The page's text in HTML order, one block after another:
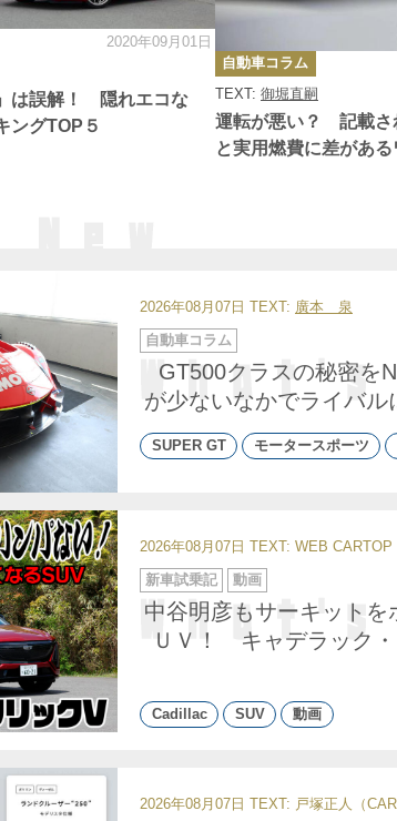
は誤解！ 隠れエコな
ングTOP５
2020年09月01日
運転が悪い？ 記載さ
と実用燃費に差がある
TEXT: 御堀直嗣
カ
テ
ゴ
リ
ー
自動車コラム
2026年08月07日 TEXT: 廣本 泉
GT500クラスの秘密
が少ないなかでライバ
カ
テ
自動車コラム
SUPER GT モータースポーツ
2026年08月07日 TEXT: WEB CARTOP
中谷明彦もサーキットを
ＵＶ！ キャデラック
カ
テ
ゴ
リ
ー
新車試乗記 動画
Cadillac SUV 動画
2026年08月07日 TEXT: 戸塚正人（CAR